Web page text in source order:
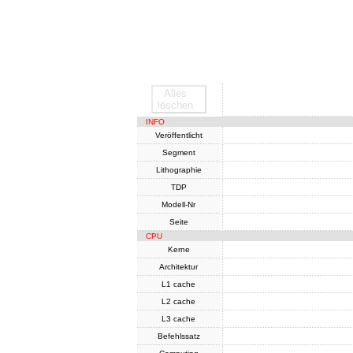
Alles
löschen
INFO
Veröffentlicht
Segment
Lithographie
TDP
Modell-Nr
Seite
CPU
Kerne
Architektur
L1 cache
L2 cache
L3 cache
Befehlssatz